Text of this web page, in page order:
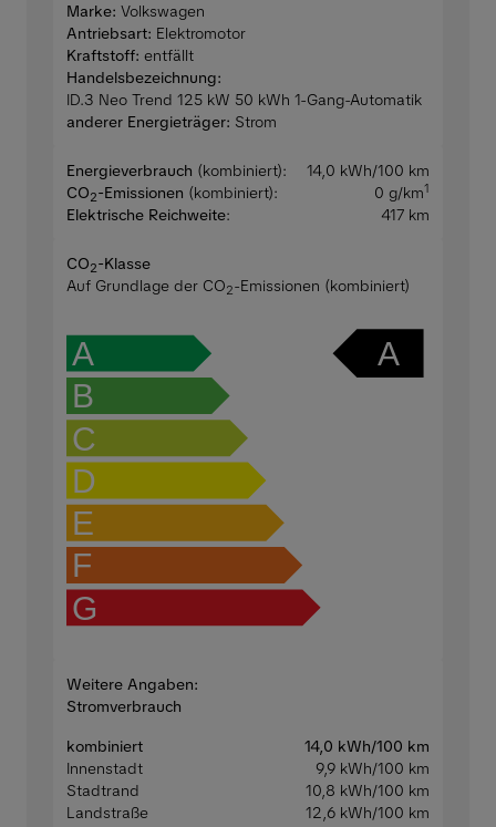
Marke: Volkswagen
Antriebsart: Elektromotor
Kraftstoff: entfällt
Handelsbezeichnung:
ID.3 Neo Trend 125 kW 50 kWh 1-Gang-Automatik
anderer Energieträger: Strom
Energieverbrauch (kombiniert):
14,0 kWh/100 km
CO2-Emissionen (kombiniert): 0 g/km1
Elektrische Reichweite: 417 km
CO2-Klasse
Auf Grundlage der CO2-Emissionen (kombiniert)
A
B
C
D
E
F
G
A
Weitere Angaben:
Stromverbrauch
kombiniert
14,0 kWh/100 km
Innenstadt
9,9 kWh/100 km
Stadtrand
10,8 kWh/100 km
Landstraße
12,6 kWh/100 km